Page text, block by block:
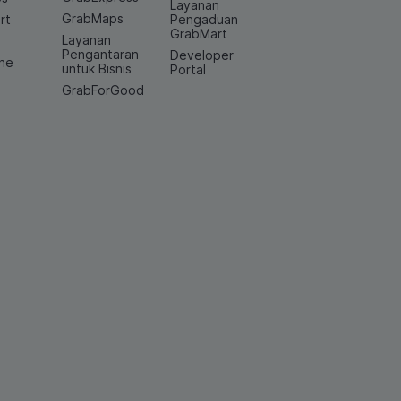
GrabMaps
Layanan
Pengantaran
untuk Bisnis
GrabForGood
Layanan
Pengaduan
GrabMart
Developer
Portal